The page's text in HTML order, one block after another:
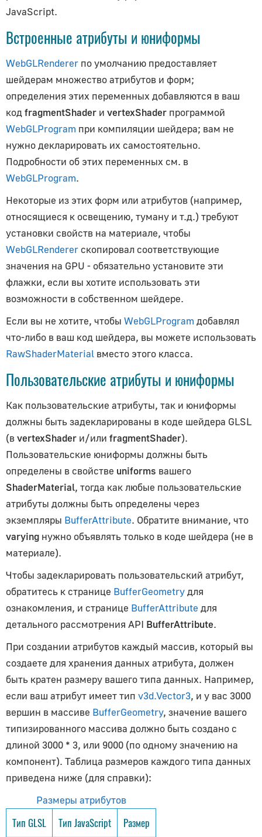
KeyListener
FirstPersonControls
OrbitControls
Математика
Box2
Box3
Color
CSMFrustum
CubicInterpolant
DiscreteInterpolant
DiGraph
Euler
Frustum
Interpolant
LinearInterpolant
Line3
MathUtils
Matrix3
Matrix4
Plane
Quaternion
QuaternionLinearInterpolant
Ray
Sphere
Spherical
SphericalHarmonics3
Triangle
Vector2
Материалы
MaterialUtils
MeshBasicMaterial
MeshDepthMaterial
MeshDistanceMaterial
MeshLineMaterial
MeshNodeMaterial
MeshNormalMaterial
MeshStandardMaterial
PointsMaterial
RawShaderMaterial
ShaderMaterial
JavaScript.
Встроенные атрибуты и юниформы
WebGLRenderer по умолчанию предоставляет
шейдерам множество атрибутов и форм;
определения этих переменных добавляются в ваш
код fragmentShader и vertexShader программой
WebGLProgram при компиляции шейдера; вам не
нужно декларировать их самостоятельно.
Подробности об этих переменных см. в
WebGLProgram.
Некоторые из этих форм или атрибутов (например,
относящиеся к освещению, туману и т.д.) требуют
установки свойств на материале, чтобы
WebGLRenderer скопировал соответствующие
значения на GPU - обязательно установите эти
флажки, если вы хотите использовать эти
возможности в собственном шейдере.
Если вы не хотите, чтобы WebGLProgram добавлял
что-либо в ваш код шейдера, вы можете использовать
RawShaderMaterial вместо этого класса.
Пользовательские атрибуты и юниформы
Как пользовательские атрибуты, так и юниформы
должны быть задекларированы в коде шейдера GLSL
(вvertexShader и/или fragmentShader).
Пользовательские юниформы должны быть
определены в свойстве uniforms вашего
ShaderMaterial, тогда как любые пользовательские
атрибуты должны быть определены через
экземпляры BufferAttribute. Обратите внимание, что
varying нужно объявлять только в коде шейдера (не в
материале).
Чтобы задекларировать пользовательский атрибут,
обратитесь к странице BufferGeometryдля
ознакомления, и странице BufferAttribute для
детального рассмотрения API BufferAttribute.
При создании атрибутов каждый массив, который вы
создаете для хранения данных атрибута, должен
быть кратен размеру вашего типа данных. Например,
если ваш атрибут имеет тип v3d.Vector3, и у вас 3000
вершин в массиве BufferGeometry, значение вашего
типизированного массива должно быть создано с
длиной 3000 * 3, или 9000 (по одному значению на
компонент). Таблица размеров каждого типа данных
приведена ниже (для справки):
Размеры атрибутов
Тип GLSL Тип JavaScript Размер